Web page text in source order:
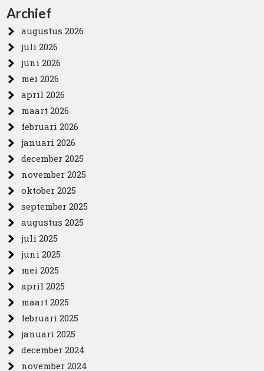
Archief
augustus 2026
juli 2026
juni 2026
mei 2026
april 2026
maart 2026
februari 2026
januari 2026
december 2025
november 2025
oktober 2025
september 2025
augustus 2025
juli 2025
juni 2025
mei 2025
april 2025
maart 2025
februari 2025
januari 2025
december 2024
november 2024